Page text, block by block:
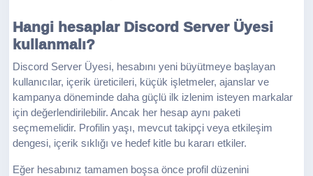
Hangi hesaplar Discord Server Üyesi
kullanmalı?
Discord Server Üyesi, hesabını yeni büyütmeye başlayan
kullanıcılar, içerik üreticileri, küçük işletmeler, ajanslar ve
kampanya döneminde daha güçlü ilk izlenim isteyen markalar
için değerlendirilebilir. Ancak her hesap aynı paketi
seçmemelidir. Profilin yaşı, mevcut takipçi veya etkileşim
dengesi, içerik sıklığı ve hedef kitle bu kararı etkiler.
Eğer hesabınız tamamen boşsa önce profil düzenini